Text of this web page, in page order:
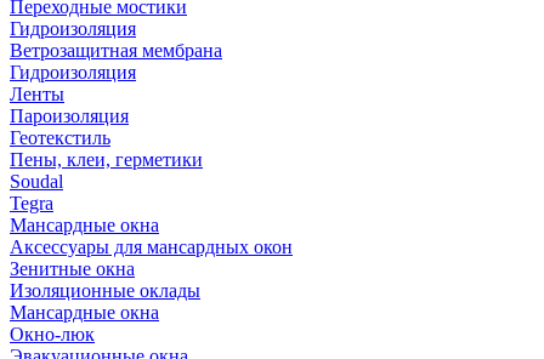
Переходные мостики
Гидроизоляция
Ветрозащитная мембрана
Гидроизоляция
Ленты
Пароизоляция
Геотекстиль
Пены, клеи, герметики
Soudal
Tegra
Мансардные окна
Аксессуары для мансардных окон
Зенитные окна
Изоляционные оклады
Мансардные окна
Окно-люк